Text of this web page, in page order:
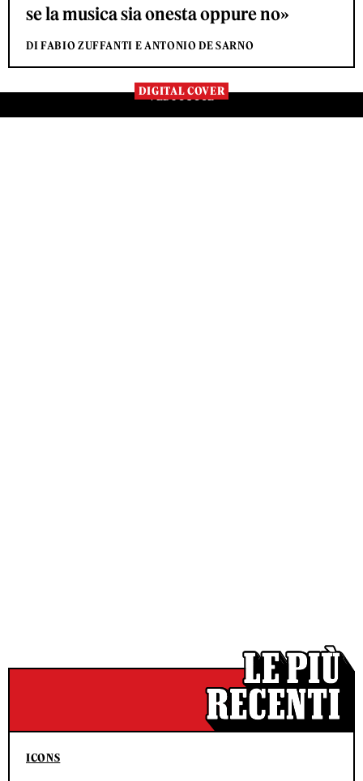
se la musica sia onesta oppure no»
DI FABIO ZUFFANTI E ANTONIO DE SARNO
DIGITAL COVER
VEDI TUTTE
ICONS